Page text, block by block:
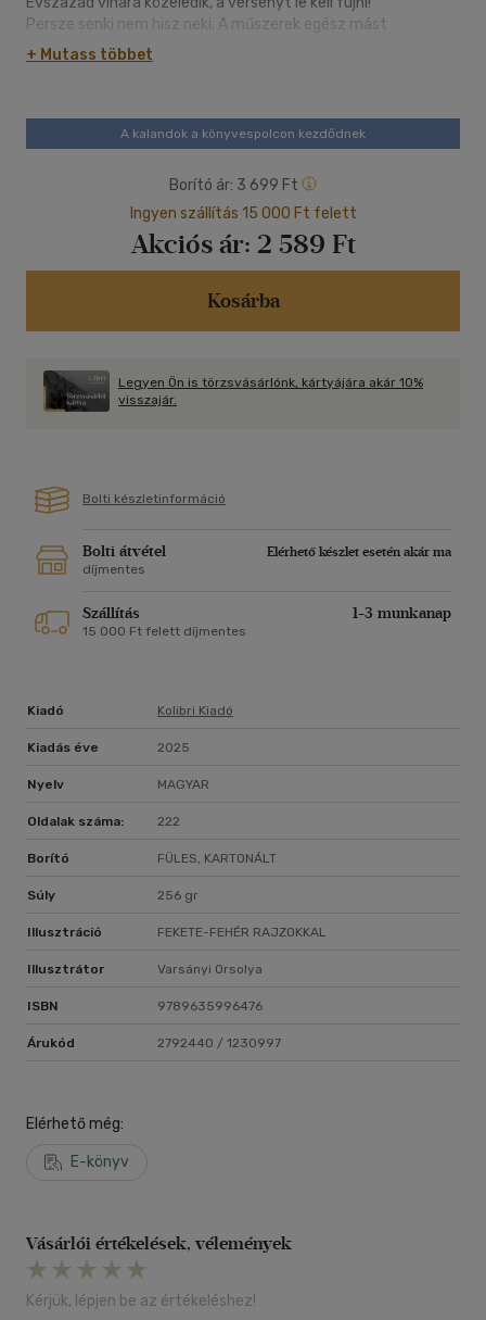
Persze senki nem hisz neki. A műszerek egész mást
mutatnak.
Csakhogy amikor az igazát makacsul bizonygató professzor
kezdenek, s hamarosan kiderül: valakik meghekkelték a
meteorológiai adatokat. Valakiknek nagyon is érdekében áll,
hogy az Évszázad vihara a tavon érje a Kékszalag
A három kamasz Luca nagyi segítségével versenyt fut az
idővel, hogy megakadályozzák a tragédiát.
+ Mutass többet
A kalandok a könyvespolcon kezdődnek
Borító ár: 3 699 Ft
Ingyen szállítás 15 000 Ft felett
Akciós ár: 2 589 Ft
Kosárba
Legyen Ön is törzsvásárlónk, kártyájára akár 10%
visszajár.
Bolti készletinformáció
Bolti átvétel
Elérhető készlet esetén akár ma
díjmentes
Szállítás 1-3 munkanap
15 000 Ft felett díjmentes
Kiadó Kolibri Kiadó
Kiadás éve 2025
Nyelv MAGYAR
Oldalak száma: 222
Borító FÜLES, KARTONÁLT
Súly 256 gr
Illusztráció FEKETE-FEHÉR RAJZOKKAL
Illusztrátor Varsányi Orsolya
ISBN 9789635996476
Árukód 2792440 / 1230997
Elérhető még:
E-könyv
Vásárlói értékelések, vélemények
Kérjük, lépjen be az értékeléshez!